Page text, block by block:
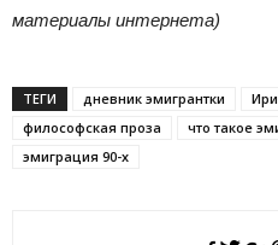
материалы интернета)
ТЕГИ дневник эмигрантки
философская проза
что такое
эмиграция 90-х